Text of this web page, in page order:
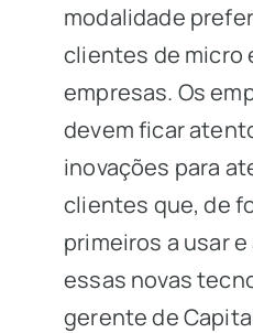
modalidade
clientes de micro
empresas. Os
devem ficar
inovações para
clientes que, de
primeiros a usar
essas novas
gerente de